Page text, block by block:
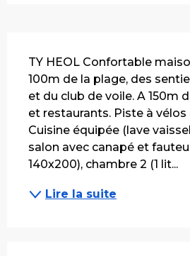
TY HEOL Confortable
100m de la plage, des
et du club de voile. A 150m
et restaurants. Piste à
Cuisine équipée (lave
salon avec canapé et
140x200), chambre 2 (1 lit...
Lire la suite